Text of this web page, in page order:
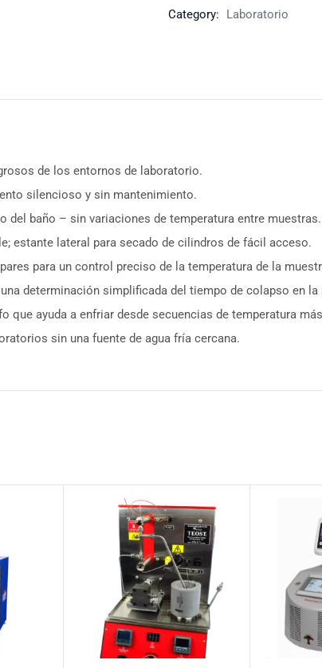
Category: Laboratorio
de los entornos de laboratorio.
silencioso y sin mantenimiento.
del baño – sin variaciones de temperatura entre muestras.
estante lateral para secado de cilindros de fácil acceso.
para un control preciso de la temperatura de la
determinación simplificada del tiempo de colapso en la
que ayuda a enfriar desde secuencias de temperatura
sin una fuente de agua fría cercana.